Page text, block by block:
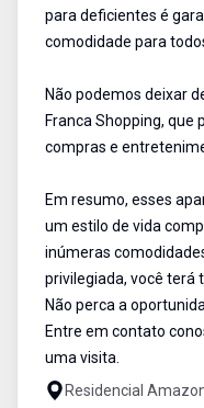
para deficientes é
comodidade para
Não podemos deixar
Franca Shopping, que
compras e
Em resumo, esses
um estilo de vida
inúmeras
privilegiada, você terá
Não perca a
Entre em contato
uma visita.
Residencial